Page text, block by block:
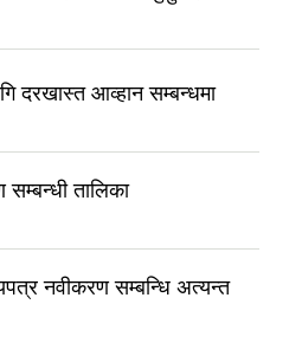
दरखास्त आव्हान सम्बन्धमा
सम्बन्धी तालिका
नवीकरण सम्बन्धि अत्यन्त